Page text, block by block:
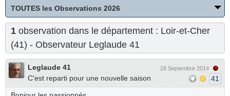
TOUTES les Observations 2026
1 observation dans le département : Loir-et-Cher
(41) - Observateur Leglaude 41
Leglaude 41
C'est reparti pour une nouvelle saison
28 Septembre 2014
41